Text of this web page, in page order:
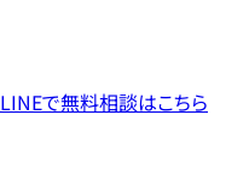
LINEで無料相談はこちら